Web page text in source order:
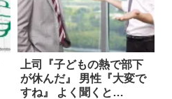
上司『子どもの熱で部下
が休んだ』 男性『大変で
すね』 よく聞くと…